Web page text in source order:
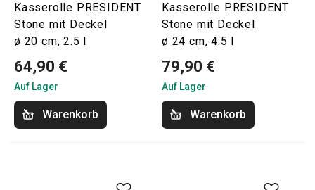
Kasserolle PRESIDENT
Stone mit Deckel
ø 20 cm, 2.5 l
64,90 €
Auf Lager
Warenkorb
Kasserolle PRESIDENT
Stone mit Deckel
ø 24 cm, 4.5 l
79,90 €
Auf Lager
Warenkorb